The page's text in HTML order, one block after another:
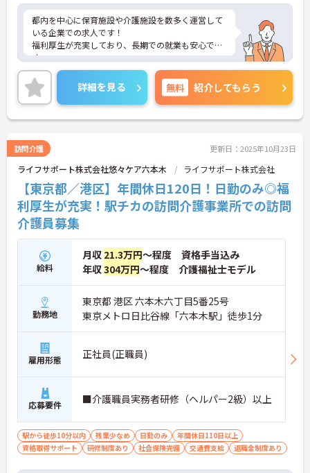
都内を中心に保育施設や介護施設を数多く運営して
いる企業での求人です！
福利厚生が充実しており、長期での就業も安心で
す。
また、年間休日数120日で、プライベートとの両立
もしやすい環境が整っております。
ご興味ある方には、面接のポイントなど、さらに詳
細をお話致しますのでお気軽にご相談ください。
詳細を見る 無料 紹介してもらう
訪問介護 更新日：2025年10月23日
ライフサポート株式会社悠々ケア六本木 ライフサポート株式会社
【東京都／港区】年間休日120日！日勤のみ◎福
利厚生が充実！駅チカの訪問介護事業所での訪問
介護員募集
給料
月収 21.3万円～程度 資格手当込み
年収304万円～程度 介護福祉士モデル
勤務地
東京都 港区 六本木六丁目5番25号
東京メトロ日比谷線「六本木駅」徒歩1分
雇用形態 正社員(正職員)
応募要件 ■介護職員実務者研修（ヘルパー2級）以上
駅から徒歩10分以内 残業少なめ 日勤のみ
年間休日110日以上
資格取得サポート
研修制度あり 社会保険完備 交通費支給 退職金制度あり